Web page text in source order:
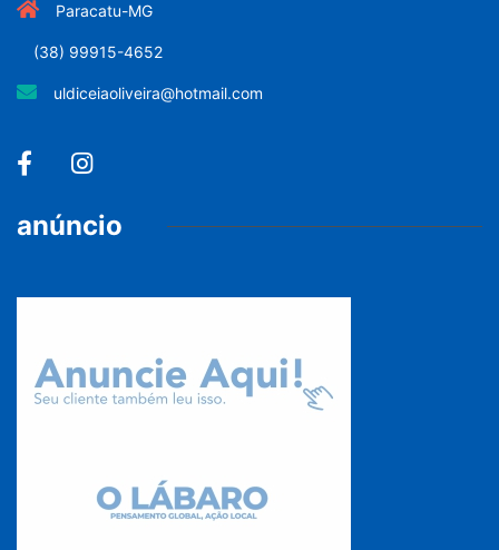
Paracatu-MG
(38) 99915-4652
uldiceiaoliveira@hotmail.com
anúncio